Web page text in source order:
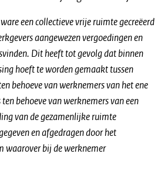
een collectieve vrije ruimte gecreëerd
aangewezen vergoedingen en
Dit heeft tot gevolg dat binnen
hoeft te worden gemaakt tussen
behoeve van werknemers van het ene
behoeve van werknemers van een
van de gezamenlijke ruimte
en afgedragen door het
waarover bij de werknemer